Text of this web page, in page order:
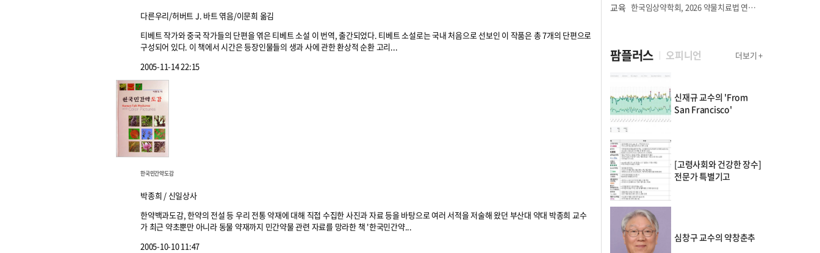
다른우리/허버트 J. 바트 엮음/이문희 옮김
티베트 작가와 중국 작가들의 단편을 엮은 티베트 소설 이 번역, 출간되었다. 티베트 소설로는 국내 처음으로 선보인 이 작품은 총 7개의 단편으로
구성되어 있다. 이 책에서 시간은 등장인물들의 생과 사에 관한 환상적 순환 고리...
2005-11-14 22:15
한국민간약도감
박종희 / 신일상사
한약백과도감, 한약의 전설 등 우리 전통 약재에 대해 직접 수집한 사진과 자료 등을 바탕으로 여러 서적을 저술해 왔던 부산대 약대 박종희 교수
가 최근 약초뿐만 아니라 동물 약재까지 민간약물 관련 자료를 망라한 책 '한국민간약...
2005-10-10 11:47
교육 한국임상약학회, 2026 약물치료법 연수강좌 8월 21일 개최
팜플러스 오피니언 더보기 +
신재규 교수의 'From
San Francisco'
[고령사회와 건강한 장수]
전문가 특별기고
심창구 교수의 약창춘추